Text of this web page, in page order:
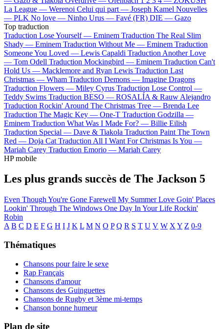
La League — Werenoi Celui qui part — Joseph Kamel Nouvelles
— PLK No love — Ninho Urus — Favé (FR) DIE — Gazo
Top traduction
Traduction Lose Yourself — Eminem Traduction The Real Slim
Shady — Eminem Traduction Without Me — Eminem Traduction
Someone You Loved — Lewis Capaldi Traduction Another Love
— Tom Odell Traduction Mockingbird — Eminem Traduction Can't
Hold Us — Macklemore and Ryan Lewis Traduction Last
Christmas — Wham Traduction Demons — Imagine Dragons
Traduction Flowers — Miley Cyrus Traduction Lose Control —
Teddy Swims Traduction BESO — ROSALÍA & Rauw Alejandro
Traduction Rockin' Around The Christmas Tree — Brenda Lee
Traduction The Magic Key — One-T Traduction Godzilla —
Eminem Traduction What Was I Made For? — Billie Eilish
Traduction Special — Dave & Tiakola Traduction Paint The Town
Red — Doja Cat Traduction All I Want For Christmas Is You —
Mariah Carey Traduction Emorio — Mariah Carey
HP mobile
Les plus grands succès de The Jackson 5
Even Though You're Gone Farewell My Summer Love Goin' Places
Lookin' Through The Windows One Day In Your Life Rockin'
Robin
A B C D E F G H I J K L M N O P Q R S T U V W X Y Z 0-9
Thématiques
Chansons pour faire le sexe
Rap Français
Chansons d'amour
Chansons des Guinguettes
Chansons de Rugby et 3ème mi-temps
Chanson bonne humeur
Plan de site